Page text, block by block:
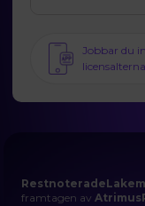
Jobbar du
framtagen av